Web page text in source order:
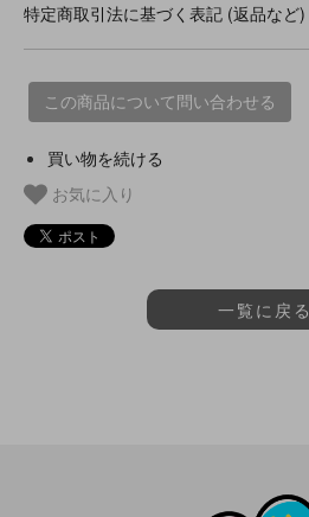
特定商取引法に基づく表記 (返品など)
この商品について問い合わせる
買い物を続ける
お気に入り
一覧に戻る